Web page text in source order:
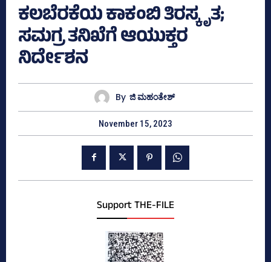
ಕಲಬೆರಕೆಯ ಕಾಕಂಬಿ ತಿರಸ್ಕೃತ;
ಸಮಗ್ರ ತನಿಖೆಗೆ ಆಯುಕ್ತರ
ನಿರ್ದೇಶನ
By ಜಿ ಮಹಂತೇಶ್
November 15, 2023
Support THE-FILE